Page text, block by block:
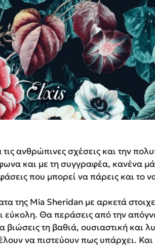
ανθρώπινες σχέσεις και την
και με τη συγγραφέα, κανένα
που μπορεί να πάρεις και το
της Mia Sheridan με αρκετά
εύκολη. Θα περάσεις από την
τη βαθιά, ουσιαστική και
να πιστεύουν πως υπάρχει.